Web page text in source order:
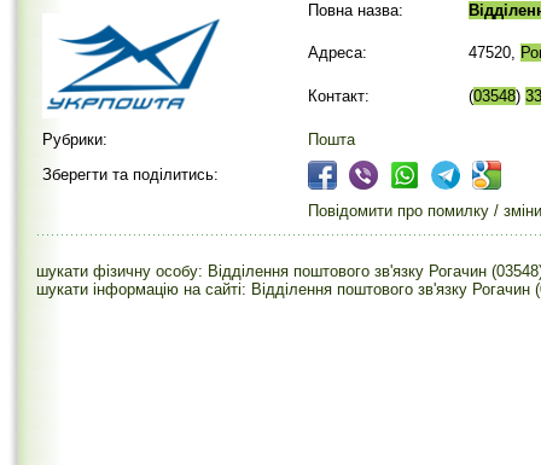
Повна назва:
Адреса: 47520,
Контакт: (03548)
Рубрики:
Пошта
Зберегти та поділитись:
Повідомити про помилку / зміни
шукати фізичну особу: Відділення поштового зв'язку Рогачин
шукати інформацію на сайті: Відділення поштового зв'язку Рогачин